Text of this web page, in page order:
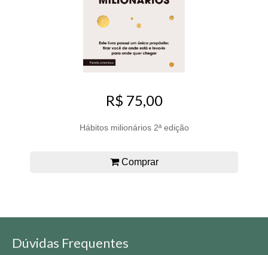
R$ 75,00
Hábitos milionários 2ª edição
Comprar
Dúvidas Frequentes